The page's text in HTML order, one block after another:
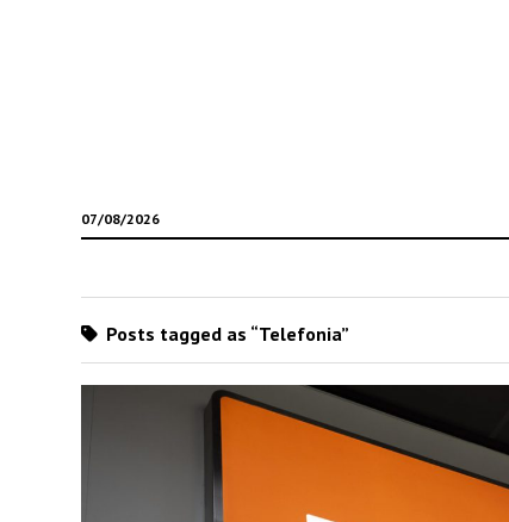
07/08/2026
Posts tagged as “Telefonia”